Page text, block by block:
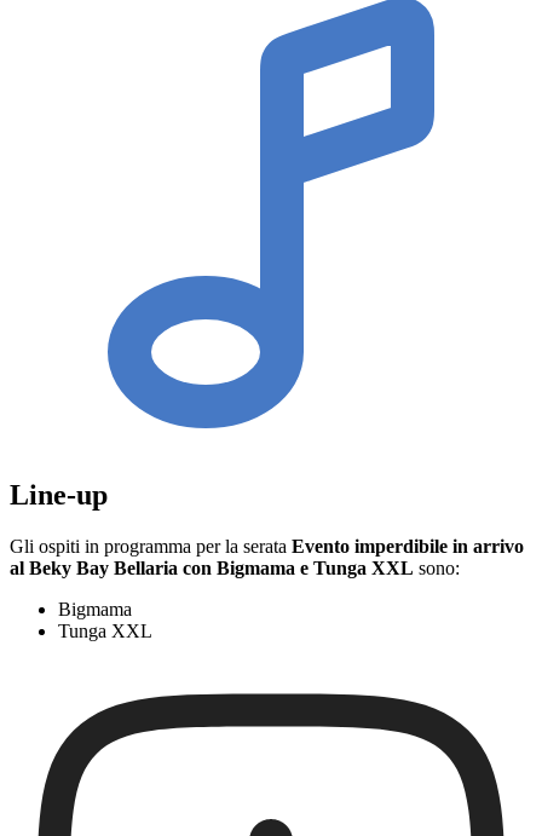
Line-up
Gli ospiti in programma per la serata Evento imperdibile in arrivo
al Beky Bay Bellaria con Bigmama e Tunga XXL sono:
Bigmama
Tunga XXL